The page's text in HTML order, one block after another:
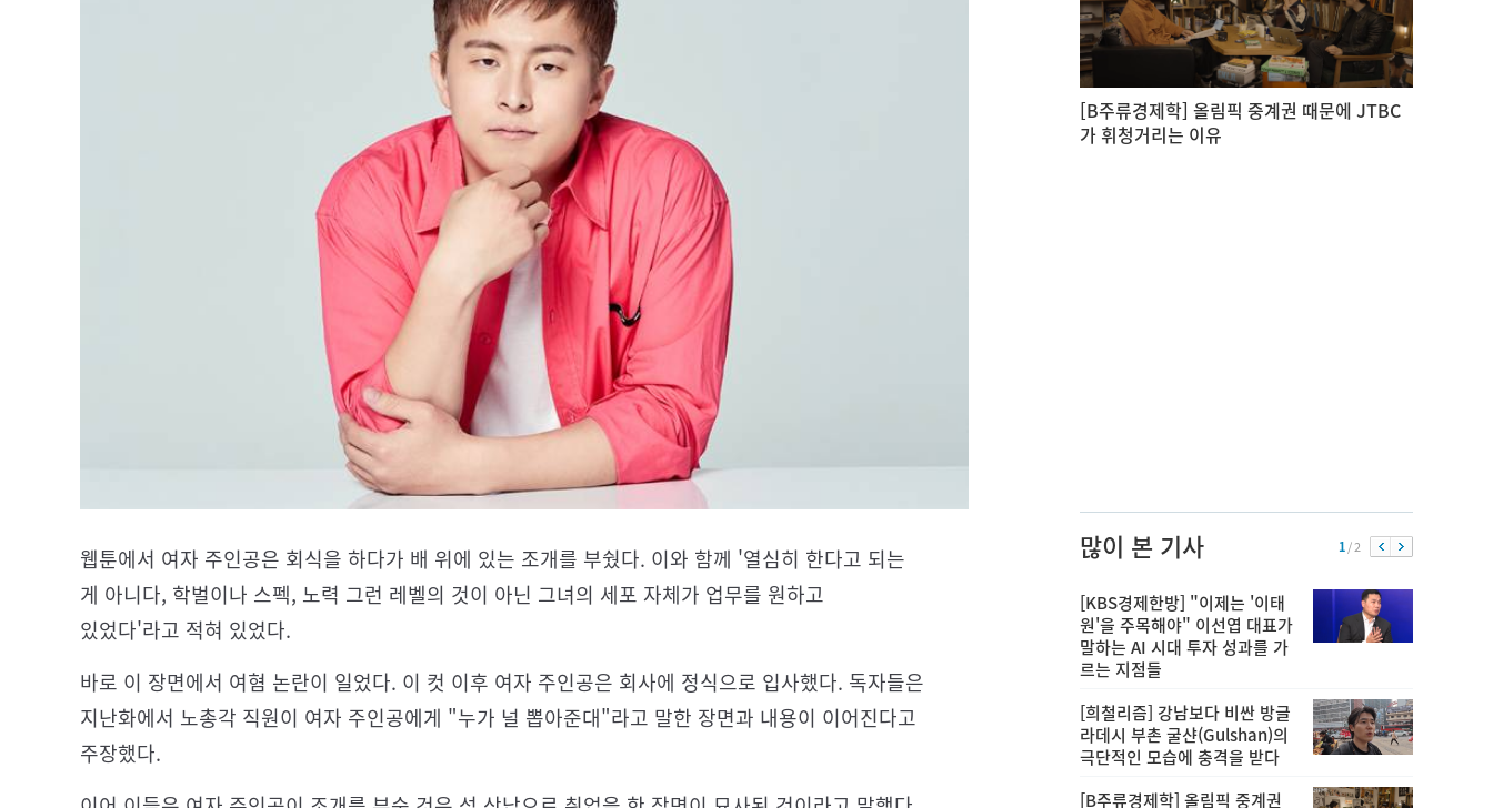
웹툰에서 여자 주인공은 회식을 하다가 배 위에 있는 조개를 부쉈다. 이와 함께 '열심히 한다고 되는
게 아니다, 학벌이나 스펙, 노력 그런 레벨의 것이 아닌 그녀의 세포 자체가 업무를 원하고
있었다'라고 적혀 있었다.
바로 이 장면에서 여혐 논란이 일었다. 이 컷 이후 여자 주인공은 회사에 정식으로 입사했다. 독자들은
지난화에서 노총각 직원이 여자 주인공에게 "누가 널 뽑아준대"라고 말한 장면과 내용이 이어진다고
주장했다.
[B주류경제학] 올림픽 중계권 때문에 JTBC
가 휘청거리는 이유
많이 본 기사 1/ 2
[KBS경제한방] "이제는 '이태
원'을 주목해야" 이선엽 대표가
말하는 AI 시대 투자 성과를 가
르는 지점들
[희철리즘] 강남보다 비싼 방글
라데시 부촌 굴샨(Gulshan)의
극단적인 모습에 충격을 받다
[B주류경제학] 올림픽 중계권